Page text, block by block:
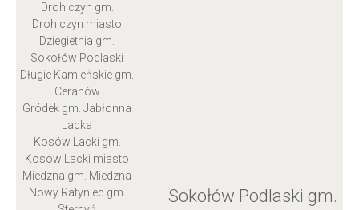
Drohiczyn gm.
Drohiczyn miasto
Dziegietnia gm.
Sokołów Podlaski
Długie Kamieńskie gm.
Ceranów
Gródek gm. Jabłonna
Lacka
Kosów Lacki gm.
Kosów Lacki miasto
Miedzna gm. Miedzna
Nowy Ratyniec gm.
Sokołów Podlaski gm.